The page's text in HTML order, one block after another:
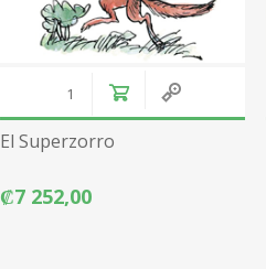
El Superzorro
₡7 252,00